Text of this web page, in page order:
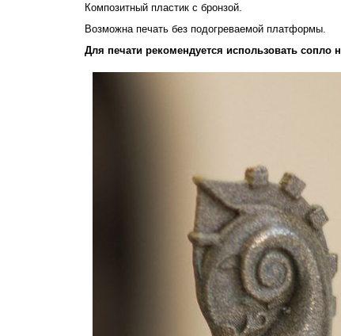
Композитный пластик с бронзой.
Возможна печать без подогреваемой платформы.
Для печати рекомендуется использовать сопло